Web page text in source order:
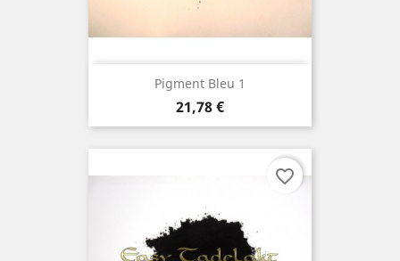
Pigment Bleu 1
Prix
21,78 €
favorite_border